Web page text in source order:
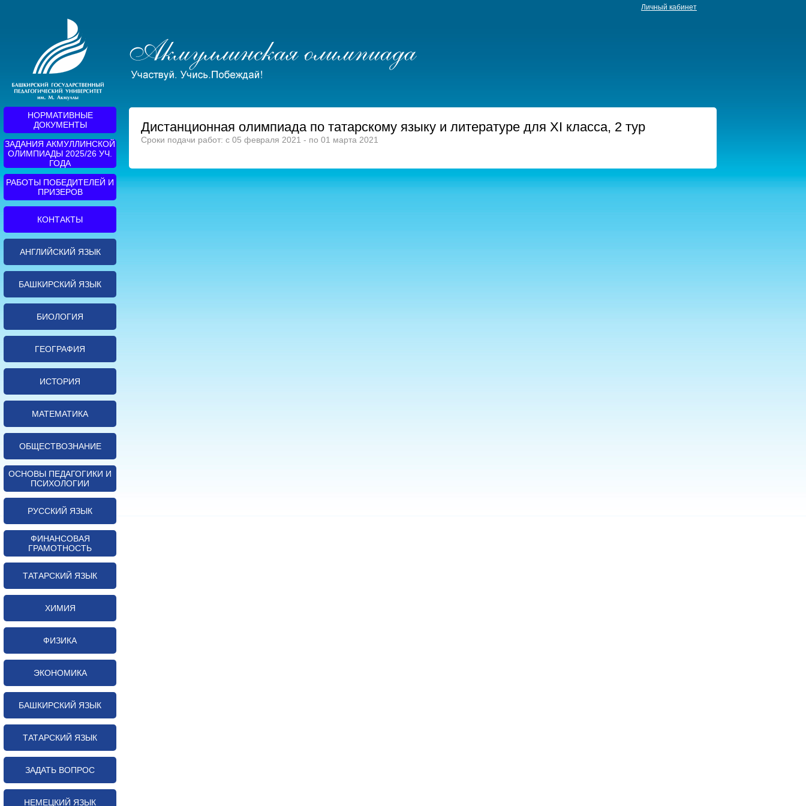
Личный кабинет
Дистанционная олимпиада по татарскому языку и литературе для ХI класса, 2 тур
Сроки подачи работ: с 05 февраля 2021 - по 01 марта 2021
НОРМАТИВНЫЕ
ДОКУМЕНТЫ
ЗАДАНИЯ АКМУЛЛИНСКОЙ
ОЛИМПИАДЫ 2025/26 УЧ.
ГОДА
РАБОТЫ ПОБЕДИТЕЛЕЙ И
ПРИЗЕРОВ
КОНТАКТЫ
АНГЛИЙСКИЙ ЯЗЫК
БАШКИРСКИЙ ЯЗЫК
БИОЛОГИЯ
ГЕОГРАФИЯ
ИСТОРИЯ
МАТЕМАТИКА
ОБЩЕСТВОЗНАНИЕ
ОСНОВЫ ПЕДАГОГИКИ И
ПСИХОЛОГИИ
РУССКИЙ ЯЗЫК
ФИНАНСОВАЯ
ГРАМОТНОСТЬ
ТАТАРСКИЙ ЯЗЫК
ХИМИЯ
ФИЗИКА
ЭКОНОМИКА
БАШКИРСКИЙ ЯЗЫК
ТАТАРСКИЙ ЯЗЫК
ЗАДАТЬ ВОПРОС
НЕМЕЦКИЙ ЯЗЫК